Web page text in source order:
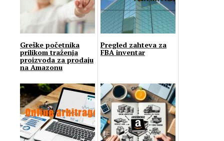
Greške početnika
prilikom traženja
proizvoda za prodaju
na Amazonu
Pregled zahteva za
FBA inventar